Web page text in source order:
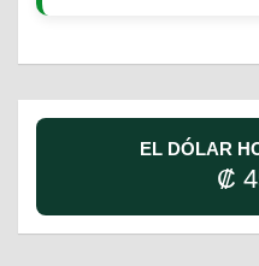
EL DÓLAR
₡